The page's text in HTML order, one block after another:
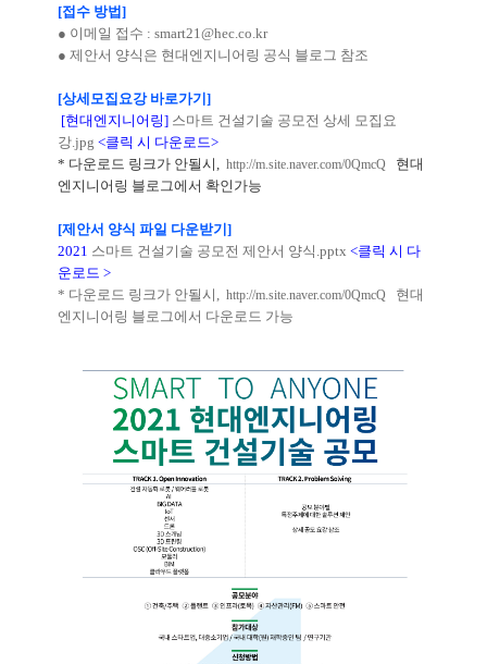
[접수 방법]
● 이메일 접수 : smart21@hec.co.kr
● 제안서 양식은 현대엔지니어링 공식 블로그 참조
[상세모집요강 바로가기]
[현대엔지니어링] 스마트 건설기술 공모전 상세 모집요
강.jpg <클릭 시 다운로드>
* 다운로드 링크가 안될시, http://m.site.naver.com/0QmcQ
현대
엔지니어링 블로그에서 확인가능
[제안서 양식 파일 다운받기]
2021 스마트 건설기술 공모전 제안서 양식.pptx <클릭 시 다
운로드 >
* 다운로드 링크가 안될시, http://m.site.naver.com/0QmcQ
현대
엔지니어링 블로그에서 다운로드 가능